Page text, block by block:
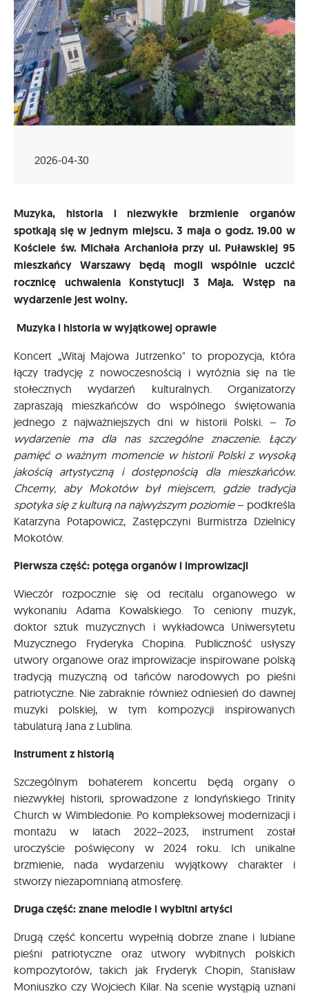
2026-04-30
Muzyka, historia i niezwykłe brzmienie organów
spotkają się w jednym miejscu. 3 maja o godz. 19.00 w
Kościele św. Michała Archanioła przy ul. Puławskiej 95
mieszkańcy Warszawy będą mogli wspólnie uczcić
rocznicę uchwalenia Konstytucji 3 Maja. Wstęp na
wydarzenie jest wolny.
Muzyka i historia w wyjątkowej oprawie
Koncert „Witaj Majowa Jutrzenko" to propozycja, która
łączy tradycję z nowoczesnością i wyróżnia się na tle
stołecznych wydarzeń kulturalnych. Organizatorzy
zapraszają mieszkańców do wspólnego świętowania
jednego z najważniejszych dni w historii Polski. –
To
wydarzenie ma dla nas szczególne znaczenie. Łączy
pamięć o ważnym momencie w historii Polski z wysoką
jakością artystyczną i dostępnością dla mieszkańców.
Chcemy, aby Mokotów był miejscem, gdzie tradycja
spotyka się z kulturą na najwyższym poziomie– podkreśla
Katarzyna Potapowicz, Zastępczyni Burmistrza Dzielnicy
Mokotów.
Pierwsza część: potęga organów i improwizacji
Wieczór rozpocznie się od recitalu organowego w
wykonaniu Adama Kowalskiego. To ceniony muzyk,
doktor sztuk muzycznych i wykładowca Uniwersytetu
Muzycznego Fryderyka Chopina. Publiczność usłyszy
utwory organowe oraz improwizacje inspirowane polską
tradycją muzyczną od tańców narodowych po pieśni
patriotyczne. Nie zabraknie również odniesień do dawnej
muzyki polskiej, w tym kompozycji inspirowanych
tabulaturą Jana z Lublina.
Instrument z historią
Szczególnym bohaterem koncertu będą organy o
niezwykłej historii, sprowadzone z londyńskiego Trinity
Church w Wimbledonie. Po kompleksowej modernizacji i
montażu w latach 2022–2023, instrument został
uroczyście poświęcony w 2024 roku. Ich unikalne
brzmienie, nada wydarzeniu wyjątkowy charakter i
stworzy niezapomnianą atmosferę.
Druga część: znane melodie i wybitni artyści
Drugą część koncertu wypełnią dobrze znane i lubiane
pieśni patriotyczne oraz utwory wybitnych polskich
kompozytorów, takich jak Fryderyk Chopin, Stanisław
Moniuszko czy Wojciech Kilar. Na scenie wystąpią uznani